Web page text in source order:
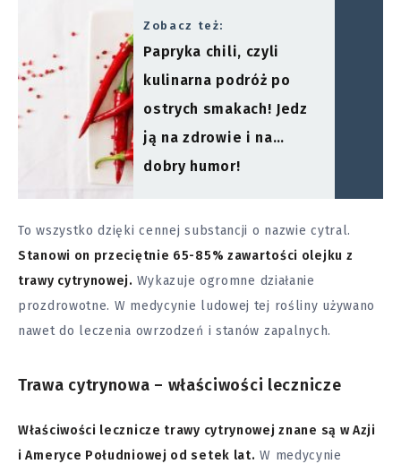
Zobacz też:
Papryka chili, czyli
kulinarna podróż po
ostrych smakach! Jedz
ją na zdrowie i na…
dobry humor!
To wszystko dzięki cennej substancji o nazwie cytral.
Stanowi on przeciętnie 65-85% zawartości olejku z
trawy cytrynowej. Wykazuje ogromne działanie
prozdrowotne. W medycynie ludowej tej rośliny używano
nawet do leczenia owrzodzeń i stanów zapalnych.
Trawa cytrynowa – właściwości lecznicze
Właściwości lecznicze trawy cytrynowej znane są w Azji
i Ameryce Południowej od setek lat. W medycynie